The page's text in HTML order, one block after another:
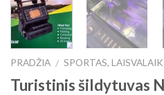
PRADŽIA / SPORTAS,
Turistinis šildytuvas